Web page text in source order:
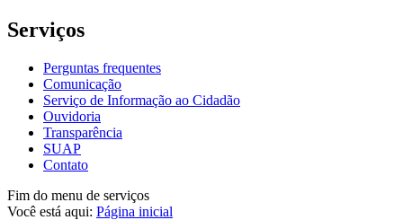
Serviços
Perguntas frequentes
Comunicação
Serviço de Informação ao Cidadão
Ouvidoria
Transparência
SUAP
Contato
Fim do menu de serviços
Você está aqui: Página inicial